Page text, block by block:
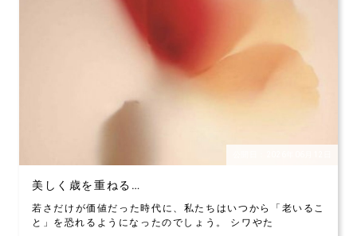
美しく歳を重ねる…
若さだけが価値だった時代に、私たちはいつから「老いるこ
と」を恐れるようになったのでしょう。 シワやた